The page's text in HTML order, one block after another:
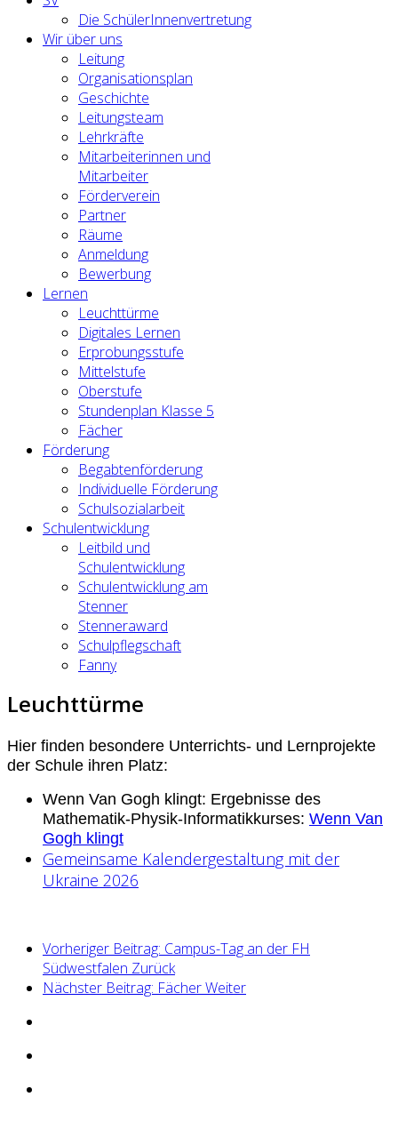
Die SchülerInnenvertretung
Wir über uns
Leitung
Organisationsplan
Geschichte
Leitungsteam
Lehrkräfte
Mitarbeiterinnen und
Mitarbeiter
Förderverein
Partner
Räume
Anmeldung
Bewerbung
Lernen
Leuchttürme
Digitales Lernen
Erprobungsstufe
Mittelstufe
Oberstufe
Stundenplan Klasse 5
Fächer
Förderung
Begabtenförderung
Individuelle Förderung
Schulsozialarbeit
Schulentwicklung
Leitbild und
Schulentwicklung
Schulentwicklung am
Stenner
Stenneraward
Schulpflegschaft
Fanny
Leuchttürme
Hier finden besondere Unterrichts- und Lernprojekte
der Schule ihren Platz:
Wenn Van Gogh klingt: Ergebnisse des
Mathematik-Physik-Informatikkurses: Wenn Van
Gogh klingt
Gemeinsame Kalendergestaltung mit der
Ukraine 2026
Vorheriger Beitrag: Campus-Tag an der FH
Südwestfalen Zurück
Nächster Beitrag: FächerWeiter